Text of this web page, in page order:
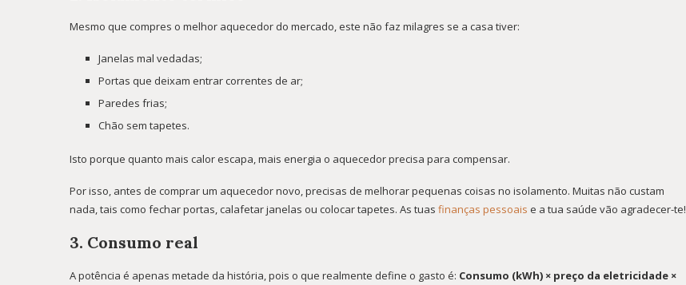
Mesmo que compres o melhor aquecedor do mercado, este não faz milagres se a casa tiver:
Janelas mal vedadas;
Portas que deixam entrar correntes de ar;
Paredes frias;
Chão sem tapetes.
Isto porque quanto mais calor escapa, mais energia o aquecedor precisa para compensar.
Por isso, antes de comprar um aquecedor novo, precisas de melhorar pequenas coisas no isolamento. Muitas não custam
nada, tais como fechar portas, calafetar janelas ou colocar tapetes. As tuas finanças pessoais e a tua saúde vão agradecer-te!
3. Consumo real
A potência é apenas metade da história, pois o que realmente define o gasto é: Consumo (kWh) × preço da eletricidade ×